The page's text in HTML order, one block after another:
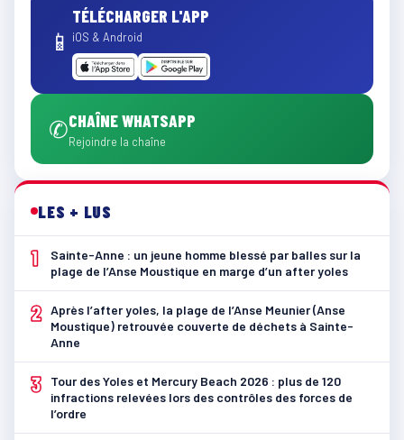
📱
TÉLÉCHARGER L'APP
iOS & Android
✆CHAÎNE WHATSAPP
Rejoindre la chaîne
LES + LUS
1
Sainte-Anne : un jeune homme blessé par balles sur la
plage de l’Anse Moustique en marge d’un after yoles
2 Après l’after yoles, la plage de l’Anse Meunier (Anse
Moustique) retrouvée couverte de déchets à Sainte-
Anne
3
Tour des Yoles et Mercury Beach 2026 : plus de 120
infractions relevées lors des contrôles des forces de
l’ordre